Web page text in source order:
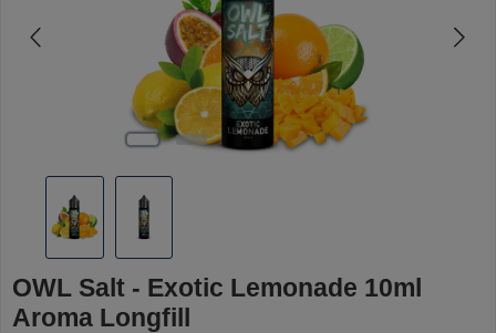
OWL Salt - Exotic Lemonade 10ml
Aroma Longfill